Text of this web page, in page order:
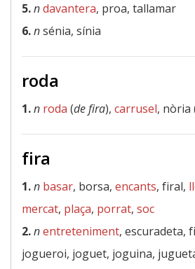
5.ndavantera, proa, tallamar
6.nsénia, sínia
roda
1.n roda (de fira), carrusel, nòria
fira
1.n basar, borsa, encants, firal,
mercat, plaça, porrat, soc
2.nentreteniment, escuradeta,
jogueroi, joguet, joguina,